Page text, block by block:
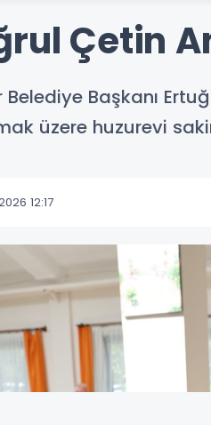
Çetin
Belediye Başkanı
üzere huzurevi
12:17